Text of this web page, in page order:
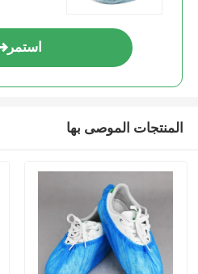
استمر
المنتجات الموصى بها